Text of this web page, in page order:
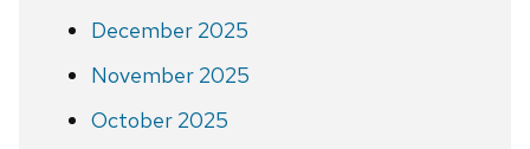
December 2025
November 2025
October 2025